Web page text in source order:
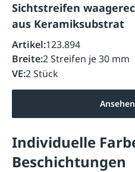
Sichtstreifen
aus Keramiksubstrat
Artikel:123.894
Breite:2 Streifen je 30 mm
VE:2 Stück
Ansehen
Individuelle
Beschichtungen